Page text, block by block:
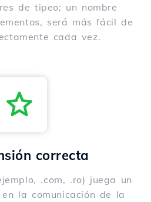
de tipeo; un nombre
será más fácil de
cada vez.
correcta
.com, .ro) juega un
la comunicación de la